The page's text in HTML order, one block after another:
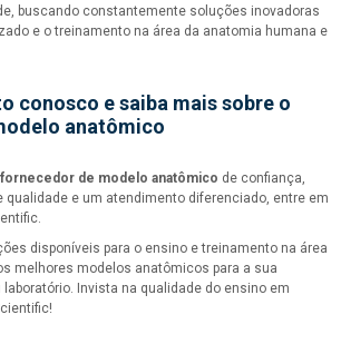
buscando constantemente soluções inovadoras
e o treinamento na área da anatomia humana e
conosco e saiba mais sobre o
anatômico
fornecedor de modelo anatômico de confiança,
qualidade e um atendimento diferenciado, entre em
disponíveis para o ensino e treinamento na área
melhores modelos anatômicos para a sua
Invista na qualidade do ensino em